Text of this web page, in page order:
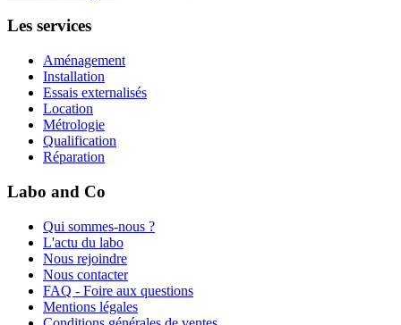
Les services
Aménagement
Installation
Essais externalisés
Location
Métrologie
Qualification
Réparation
Labo and Co
Qui sommes-nous ?
L'actu du labo
Nous rejoindre
Nous contacter
FAQ - Foire aux questions
Mentions légales